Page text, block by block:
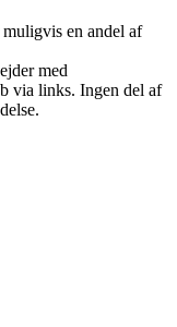
en andel af
med
via links. Ingen del af